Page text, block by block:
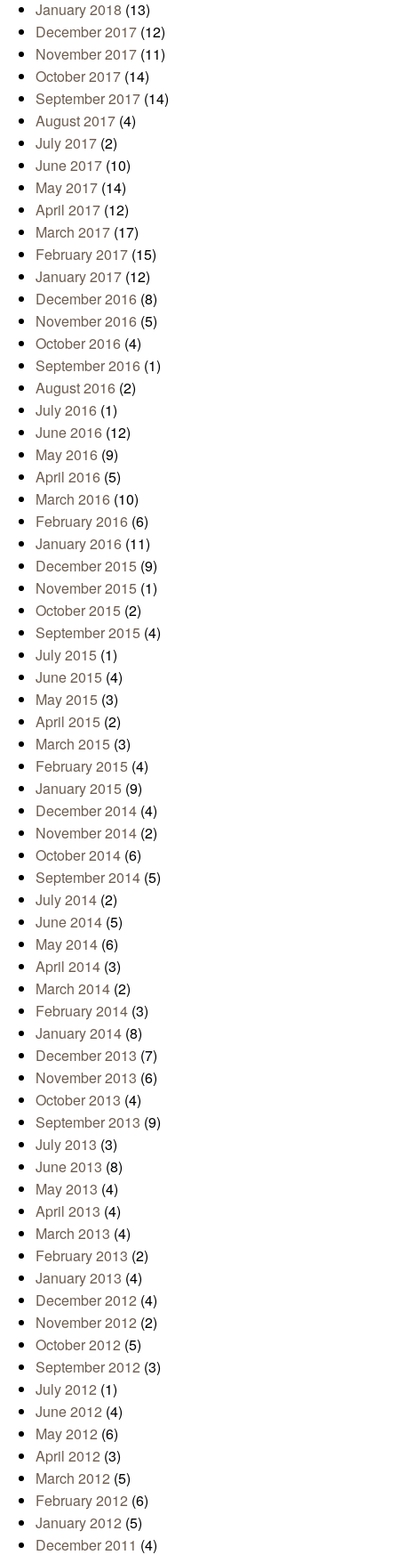
January 2018 (13)
December 2017 (12)
November 2017 (11)
October 2017 (14)
September 2017 (14)
August 2017 (4)
July 2017 (2)
June 2017 (10)
May 2017 (14)
April 2017 (12)
March 2017 (17)
February 2017 (15)
January 2017 (12)
December 2016 (8)
November 2016 (5)
October 2016 (4)
September 2016 (1)
August 2016 (2)
July 2016 (1)
June 2016 (12)
May 2016 (9)
April 2016 (5)
March 2016 (10)
February 2016 (6)
January 2016 (11)
December 2015 (9)
November 2015 (1)
October 2015 (2)
September 2015 (4)
July 2015 (1)
June 2015 (4)
May 2015 (3)
April 2015 (2)
March 2015 (3)
February 2015 (4)
January 2015 (9)
December 2014 (4)
November 2014 (2)
October 2014 (6)
September 2014 (5)
July 2014 (2)
June 2014 (5)
May 2014 (6)
April 2014 (3)
March 2014 (2)
February 2014 (3)
January 2014 (8)
December 2013 (7)
November 2013 (6)
October 2013 (4)
September 2013 (9)
July 2013 (3)
June 2013 (8)
May 2013 (4)
April 2013 (4)
March 2013 (4)
February 2013 (2)
January 2013 (4)
December 2012 (4)
November 2012 (2)
October 2012 (5)
September 2012 (3)
July 2012 (1)
June 2012 (4)
May 2012 (6)
April 2012 (3)
March 2012 (5)
February 2012 (6)
January 2012 (5)
December 2011 (4)